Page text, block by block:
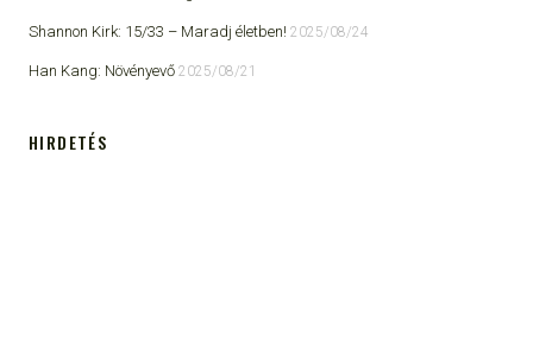
Shannon Kirk: 15/33 ​– Maradj életben! 2025/08/24
Han Kang: Növényevő 2025/08/21
HIRDETÉS